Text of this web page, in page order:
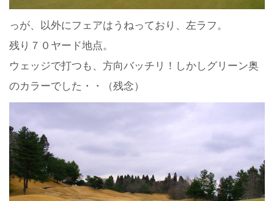
っが、以外にフェアはうねっており、左ラフ。
残り７０ヤード地点。
ウェッジで打つも、方向バッチリ！しかしグリーン奥
のカラーでした・・（残念）